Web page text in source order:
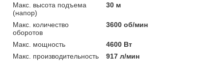
Макс. высота подъема
(напор)
30 м
Макс. количество
оборотов
3600 об/мин
Макс. мощность
4600 Вт
Макс. производительность
917 л/мин